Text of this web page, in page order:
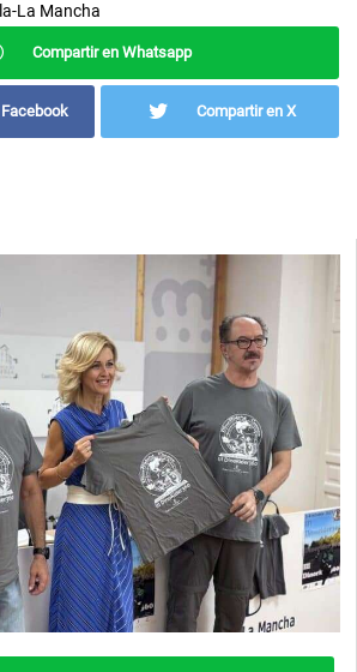
La Mancha
Compartir en Whatsapp
Compartir en X